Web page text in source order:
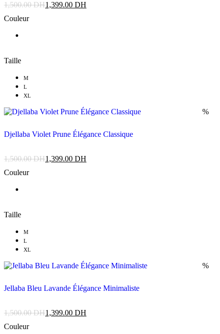
1,500.00DH1,399.00 DH
Couleur
Taille
M
L
XL
%
Djellaba Violet Prune Élégance Classique
1,500.00DH1,399.00 DH
Couleur
Taille
M
L
XL
%
Jellaba Bleu Lavande Élégance Minimaliste
1,500.00DH1,399.00 DH
Couleur